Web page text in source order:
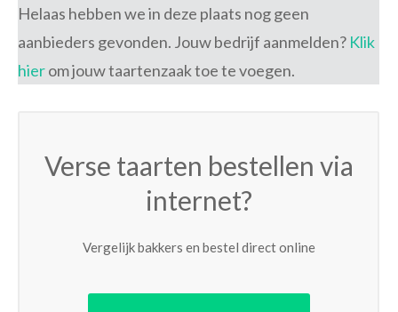
Helaas hebben we in deze plaats nog geen
aanbieders gevonden. Jouw bedrijf aanmelden? Klik
hierom jouw taartenzaak toe te voegen.
Verse taarten bestellen via
internet?
Vergelijk bakkers en bestel direct online